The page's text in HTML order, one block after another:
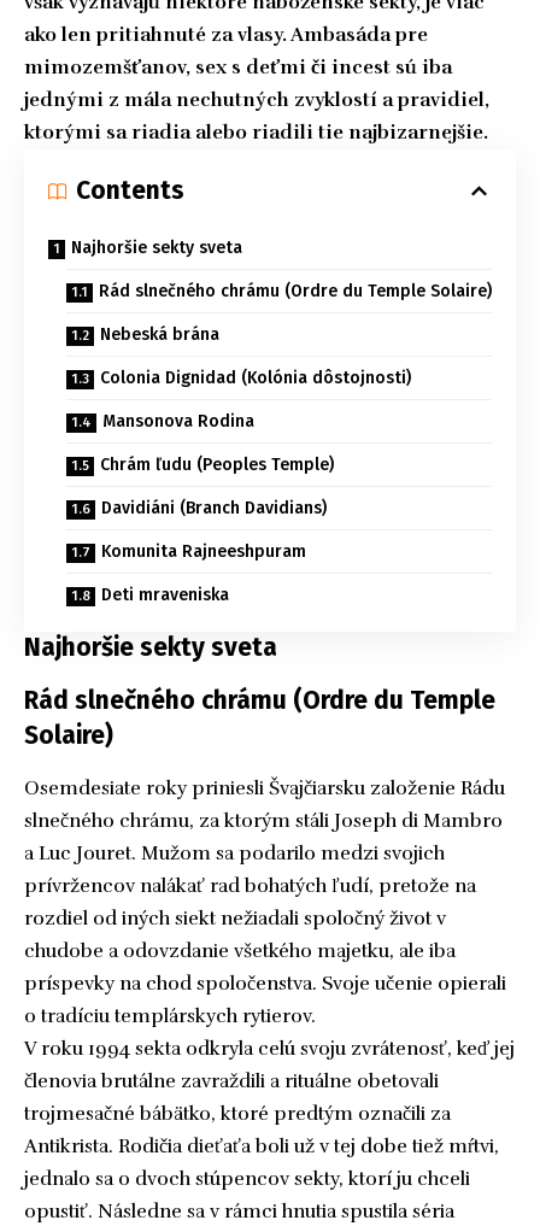
ako len pritiahnuté za vlasy. Ambasáda pre
mimozemšťanov, sex s deťmi či incest sú iba
jednými z mála nechutných zvyklostí a pravidiel,
ktorými sa riadia alebo riadili tie najbizarnejšie.
Contents
Najhoršie sekty sveta
Rád slnečného chrámu (Ordre du Temple Solaire)
Nebeská brána
Colonia Dignidad (Kolónia dôstojnosti)
Mansonova Rodina
Chrám ľudu (Peoples Temple)
Davidiáni (Branch Davidians)
Komunita Rajneeshpuram
Deti mraveniska
Najhoršie sekty sveta
Rád slnečného chrámu (Ordre du Temple
Solaire)
Osemdesiate roky priniesli Švajčiarsku založenie Rádu
slnečného chrámu, za ktorým stáli Joseph di Mambro
a Luc Jouret. Mužom sa podarilo medzi svojich
prívržencov nalákať rad bohatých ľudí, pretože na
rozdiel od iných siekt nežiadali spoločný život v
chudobe a odovzdanie všetkého majetku, ale iba
príspevky na chod spoločenstva. Svoje učenie opierali
o tradíciu templárskych rytierov.
V roku 1994 sekta odkryla celú svoju zvrátenosť, keď jej
členovia brutálne zavraždili a rituálne obetovali
trojmesačné bábätko, ktoré predtým označili za
Antikrista. Rodičia dieťaťa boli už v tej dobe tiež mŕtvi,
jednalo sa o dvoch stúpencov sekty, ktorí ju chceli
opustiť. Následne sa v rámci hnutia spustila séria